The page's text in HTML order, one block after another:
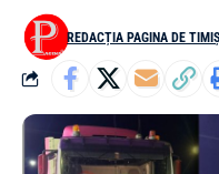
REDACȚIA PAGINA DE TIMIȘ